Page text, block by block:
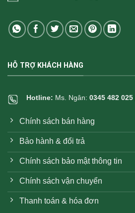
HỖ TRỢ KHÁCH HÀNG
Hotline: Ms. Ngân: 0345 482 025
Chính sách bán hàng
Bảo hành & đổi trả
Chính sách bảo mật thông tin
Chính sách vận chuyển
Thanh toán & hóa đơn